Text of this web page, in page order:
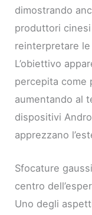
dimostrando
produttori
reinterpretare
L’obiettivo
percepita come
aumentando al
dispositivi
apprezzano
Sfocature
centro
Uno degli